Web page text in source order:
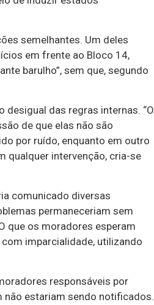
semelhantes. Um deles
em frente ao Bloco 14,
barulho”, sem que, segundo
das regras internas. “O
de que elas não são
por ruído, enquanto em outro
qualquer intervenção, cria-se
comunicado diversas
permaneceriam sem
que os moradores esperam
imparcialidade, utilizando
responsáveis por
não estariam sendo notificados.